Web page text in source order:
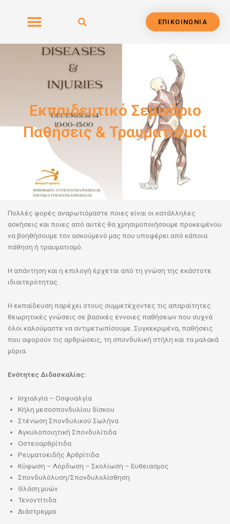
περιεχόμενο
ΕΠΙΚΟΙΝΩΝΙΑ
Εκπαιδευτικό Σεμινάριο
Παθήσεις & Τραυματισμοί
Πολλές φορές αναρωτιόμαστε ποιες είναι οι κατάλληλες
ασκήσεις και ποιες από αυτές θα χρησιμοποιήσουμε προκειμένου
να βοηθήσουμε τον ασκούμενό μας που υποφέρει από κάποια
πάθηση ή τραυματισμό.
Η απάντηση και η επιλογή έρχεται από τη γνώση της εκάστοτε
ιδιαιτερότητας.
Η εκπαίδευση παρέχει στους συμμετέχοντες τις απαραίτητες
θεωρητικές γνώσεις σε βασικές έννοιες παθήσεων που συχνά
όλοι καλούμαστε να αντιμετωπίσουμε. Συγκεκριμένα, παθήσεις
που αφορούν τις αρθρώσεις, τη σπονδυλική στήλη και τα μαλακά
μόρια.
Ενότητες Διδασκαλίας:
Ισχιαλγία – Οσφυαλγία
Κήλη μεσοσπονδυλίου δίσκου
Στένωση Σπονδυλικού Σωλήνα
Αγκυλοποιητική Σπονδυλίτιδα
Οστεοαρθρίτιδα
Ρευματοειδής Αρθρίτιδα
Κύφωση – Λόρδωση – Σκολίωση – Ευθειασμός
Σπονδυλόλυση/Σπονδυλολίσθηση
Θλάση μυών
Τενοντίτιδα
Διάστρεμμα